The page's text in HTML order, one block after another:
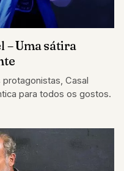
– Uma sátira
Casal
para todos os gostos.